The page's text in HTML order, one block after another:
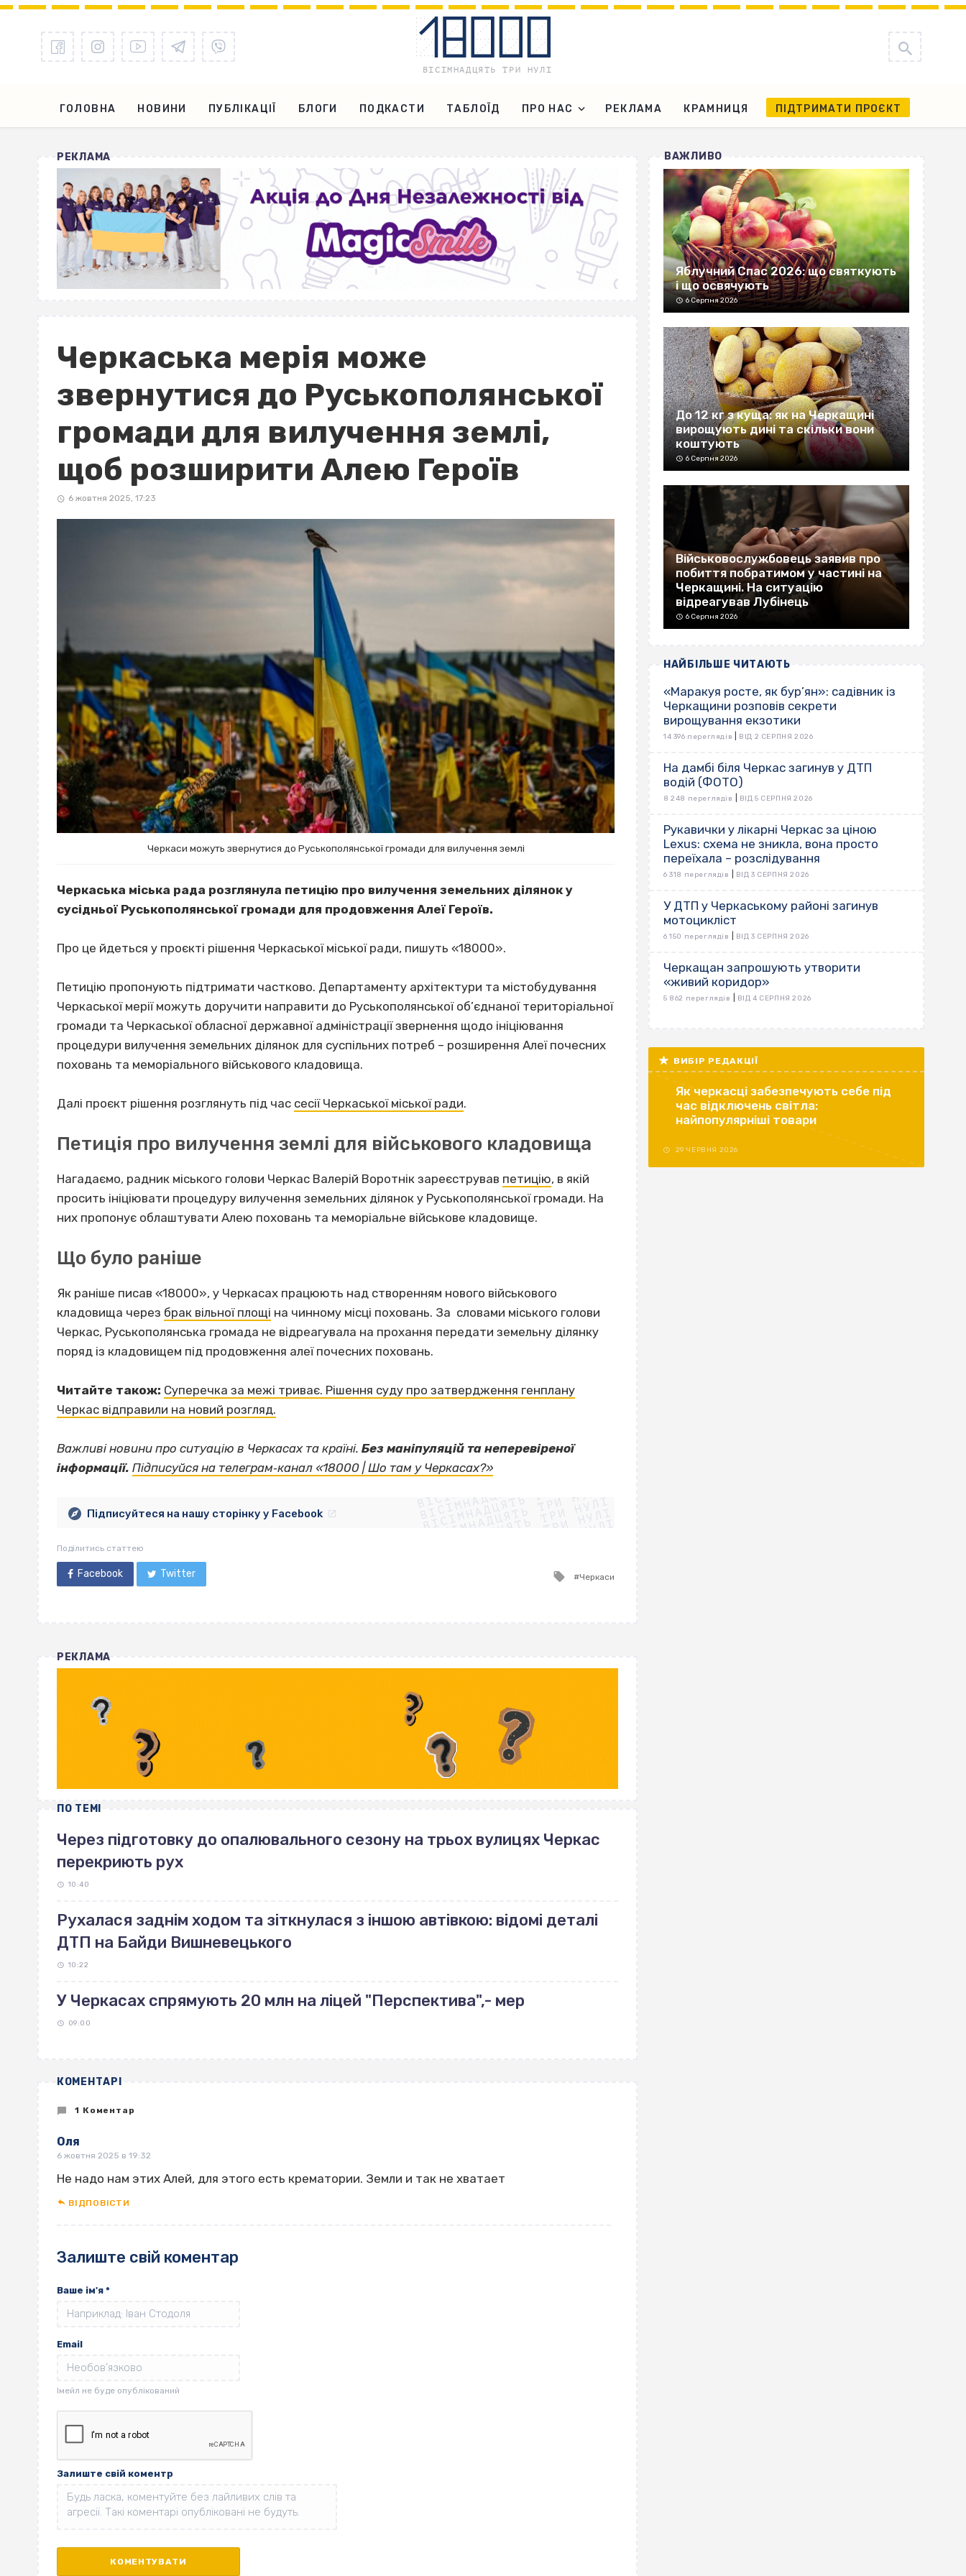
ГОЛОВНА НОВИНИ ПУБЛІКАЦІЇ БЛОГИ ПОДКАСТИ ТАБЛОЇД ПРО НАС РЕКЛАМА КРАМНИЦЯ ПІДТРИМАТИ ПРОЄКТ
РЕКЛАМА
Черкаська мерія може
звернутися до Руськополянської
громади для вилучення землі,
щоб розширити Алею Героїв
6 жовтня 2025, 17:23
Черкаси можуть звернутися до Руськополянської громади для вилучення землі
Черкаська міська рада розглянула петицію про вилучення земельних ділянок у
сусідньої Руськополянської громади для продовження Алеї Героїв.
Про це йдеться у проєкті рішення Черкаської міської ради, пишуть «18000».
Петицію пропонують підтримати частково. Департаменту архітектури та містобудування
Черкаської мерії можуть доручити направити до Руськополянської об’єднаної територіальної
громади та Черкаської обласної державної адміністрації звернення щодо ініціювання
процедури вилучення земельних ділянок для суспільних потреб – розширення Алеї почесних
поховань та меморіального військового кладовища.
Далі проєкт рішення розглянуть під час сесії Черкаської міської ради.
Петиція про вилучення землі для військового кладовища
Нагадаємо, радник міського голови Черкас Валерій Воротнік зареєстрував петицію, в якій
просить ініціювати процедуру вилучення земельних ділянок у Руськополянської громади. На
них пропонує облаштувати Алею поховань та меморіальне військове кладовище.
Що було раніше
Як раніше писав «18000», у Черкасах працюють над створенням нового військового
кладовища через брак вільної площі на чинному місці поховань. За словами міського голови
Черкас, Руськополянська громада не відреагувала на прохання передати земельну ділянку
поряд із кладовищем під продовження алеї почесних поховань.
Читайте також: Суперечка за межі триває. Рішення суду про затвердження генплану
Черкас відправили на новий розгляд.
Важливі новини про ситуацію в Черкасах та країні. Без маніпуляцій та неперевіреної
інформації. Підписуйся на телеграм‐канал «18000 | Шо там у Черкасах?»ВІСІМНАДЦЯТЬ ТРИ НУЛІ
ВІСІМНАДЦЯТЬ ТРИ НУЛІ
ВІСІМНАДЦЯТЬ ТРИ НУЛІ
ВІСІМНАДЦЯТЬ ТРИ НУЛІ
ВІСІМНАДЦЯТЬ ТРИ НУЛІ
ВІСІМНАДЦЯТЬ ТРИ НУЛІ
ВІСІМНАДЦЯТЬ ТРИ НУЛІ
ВІСІМНАДЦЯТЬ ТРИ НУЛІ
Підписуйтеся на нашу сторінку у Facebook
Поділитись статтею
Facebook Twitter
Tagged
Черкаси
РЕКЛАМА
ПО ТЕМІ
Через підготовку до опалювального сезону на трьох вулицях Черкас
перекриють рух
10:40
Рухалася заднім ходом та зіткнулася з іншою автівкою: відомі деталі
ДТП на Байди Вишневецького
10:22
У Черкасах спрямують 20 млн на ліцей "Перспектива",- мер
09:00
КОМЕНТАРІ
1 Коментар
Оля
6 жовтня 2025 в 19:32
Не надо нам этих Алей, для этого есть крематории. Земли и так не хватает
ВІДПОВІCТИ
Залиште свій коментар
Ваше ім'я *
Email
Залиште свій коментр
ВАЖЛИВО
Яблучний Спас 2026: що святкують
і що освячують
6 Серпня 2026
До 12 кг з куща: як на Черкащині
вирощують дині та скільки вони
коштують
6 Серпня 2026
Військовослужбовець заявив про
побиття побратимом у частині на
Черкащині. На ситуацію
відреагував Лубінець
6 Серпня 2026
НАЙБІЛЬШЕ ЧИТАЮТЬ
«Маракуя росте, як бур’ян»: садівник із
Черкащини розповів секрети
вирощування екзотики
14 396 переглядів ВІД 2 СЕРПНЯ 2026
На дамбі біля Черкас загинув у ДТП
водій (ФОТО)
8 248 переглядів ВІД 5 СЕРПНЯ 2026
Рукавички у лікарні Черкас за ціною
Lexus: схема не зникла, вона просто
переїхала – розслідування
6 318 переглядів ВІД 3 СЕРПНЯ 2026
У ДТП у Черкаському районі загинув
мотоцикліст
6 150 переглядів ВІД 3 СЕРПНЯ 2026
Черкащан запрошують утворити
«живий коридор»
5 862 переглядів ВІД 4 СЕРПНЯ 2026
ВИБІР РЕДАКЦІЇ
Як черкасці забезпечують себе під
час відключень світла:
найпопулярніші товари
29 ЧЕРВНЯ 2026